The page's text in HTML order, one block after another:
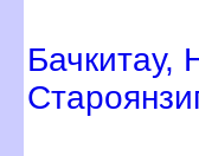
Бачкитау,